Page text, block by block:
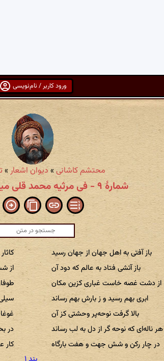
ورود کاربر / نام‌نویسی
محتشم کاشانی» دیوان اشعار»
شمارهٔ ۹ - فی مرثیه محمد قلی میرزا غفرالله ذنوبه
باز آفتی به اهل جهان از جهان رسید
باز آتشی فتاد به عالم که دود آن
از
از دشت غصه خاست غباری کزین مکان
ابری بهم رسید و ز بارش بهم رساند
بالا گرفت نوحه‌پر وحشتی کز آن
هر ناله‌ای که نوحه گر از دل به لب رساند
در
در چار رکن و شش جهت و هفت بارگاه
کار